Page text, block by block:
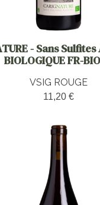
- Sans
BIOLOGIQUE FR-
VSIG ROUGE
11,20 €